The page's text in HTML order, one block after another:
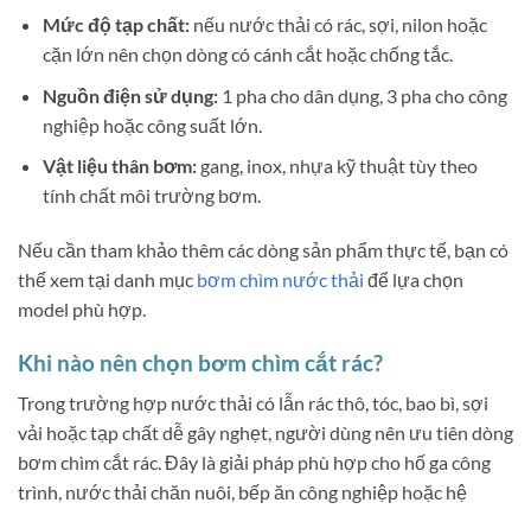
Mức độ tạp chất:nếu nước thải có rác, sợi, nilon hoặc
cặn lớn nên chọn dòng có cánh cắt hoặc chống tắc.
Nguồn điện sử dụng:1 pha cho dân dụng, 3 pha cho công
nghiệp hoặc công suất lớn.
Vật liệu thân bơm:gang, inox, nhựa kỹ thuật tùy theo
tính chất môi trường bơm.
Nếu cần tham khảo thêm các dòng sản phẩm thực tế, bạn có
thể xem tại danh mục bơm chìm nước thải để lựa chọn
model phù hợp.
Khi nào nên chọn bơm chìm cắt rác?
Trong trường hợp nước thải có lẫn rác thô, tóc, bao bì, sợi
vải hoặc tạp chất dễ gây nghẹt, người dùng nên ưu tiên dòng
bơm chìm cắt rác. Đây là giải pháp phù hợp cho hố ga công
trình, nước thải chăn nuôi, bếp ăn công nghiệp hoặc hệ